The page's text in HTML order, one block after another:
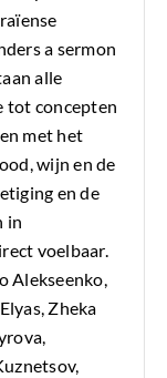
a sermon
alle
tot concepten
met het
wijn en de
en de
in
voelbaar.
Alekseenko,
Zheka